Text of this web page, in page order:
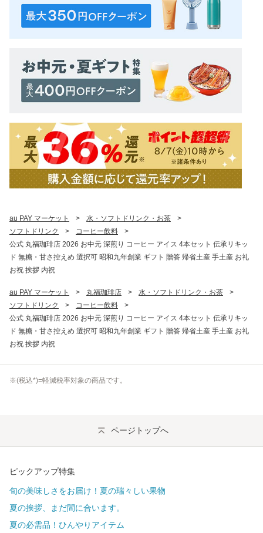
au PAY マーケット > 水・ソフトドリンク・お茶
>
ソフトドリンク
> コーヒー飲料
>
公式 丸福珈琲店 2026 お中元 深煎り コーヒー アイス 4本セット 伝承リキッ
ド 無糖・甘さ控えめ 選択可 昭和九年創業 ギフト 贈答 帰省土産 手土産 お礼
お祝 挨拶 内祝
au PAY マーケット > 丸福珈琲店 > 水・ソフトドリンク・お茶
>
ソフトドリンク
> コーヒー飲料
>
公式 丸福珈琲店 2026 お中元 深煎り コーヒー アイス 4本セット 伝承リキッ
ド 無糖・甘さ控えめ 選択可 昭和九年創業 ギフト 贈答 帰省土産 手土産 お礼
お祝 挨拶 内祝
※(税込*)=軽減税率対象の商品です。
ページトップへ
ピックアップ特集
旬の美味しさをお届け！夏の瑞々しい果物
夏の挨拶、まだ間に合います。
夏の必需品！ひんやりアイテム